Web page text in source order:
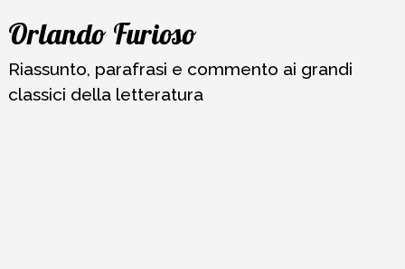
Vai
contenuto
Orlando Furioso
Riassunto, parafrasi e commento ai grandi
classici della letteratura